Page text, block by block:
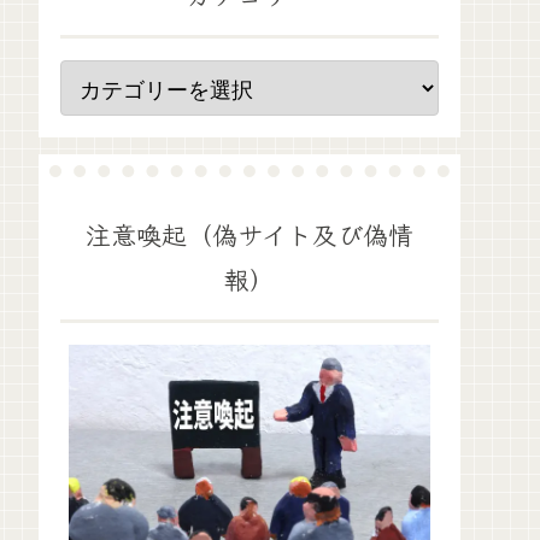
注意喚起（偽サイト及び偽情
報）